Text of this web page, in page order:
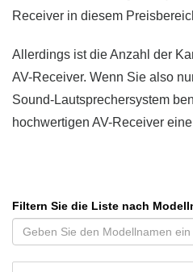
Receiver in diesem
Allerdings ist die Anzahl der
AV-Receiver. Wenn Sie also
Sound-Lautsprechersystem
hochwertigen AV-Receiver
Filtern Sie die Liste nach